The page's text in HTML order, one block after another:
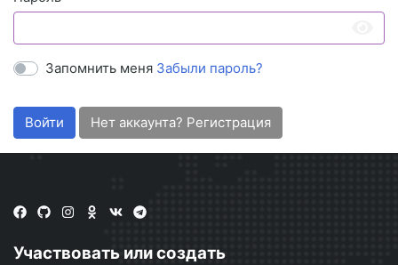
Запомнить меня Забыли пароль?
Войти Нет аккаунта? Регистрация
Участвовать или создать